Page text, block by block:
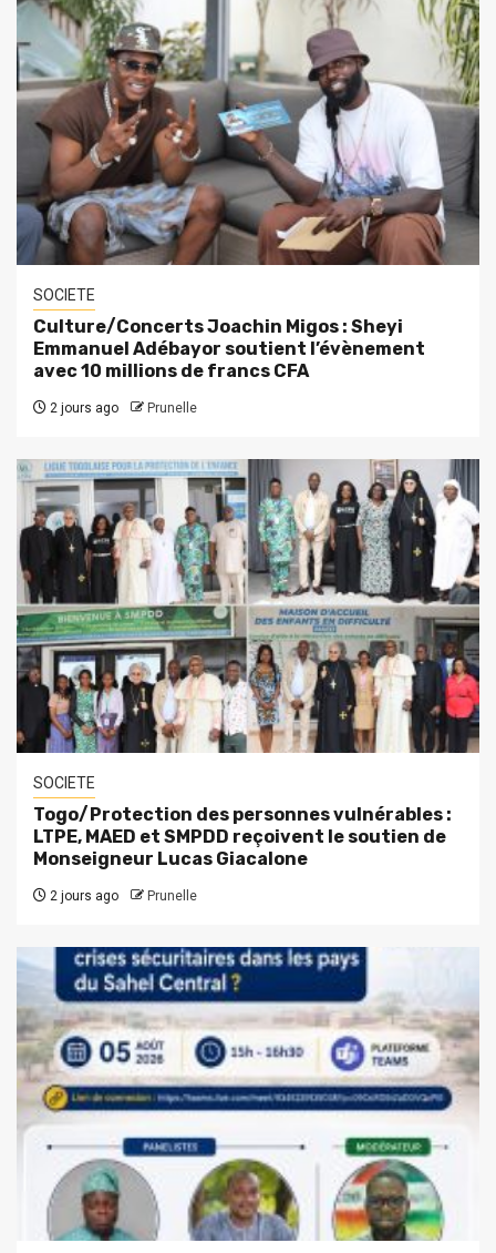
SOCIETE
Culture/Concerts Joachin Migos : Sheyi
Emmanuel Adébayor soutient l’évènement
avec 10 millions de francs CFA
2 jours ago Prunelle
SOCIETE
Togo/Protection des personnes vulnérables :
LTPE, MAED et SMPDD reçoivent le soutien de
Monseigneur Lucas Giacalone
2 jours ago Prunelle